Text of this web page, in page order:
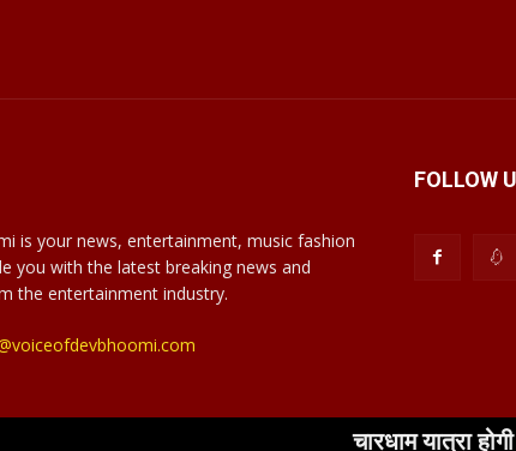
is your news, entertainment, music fashion
you with the latest breaking news and
the entertainment industry.
FOLLOW
चारधाम यात्रा होगी